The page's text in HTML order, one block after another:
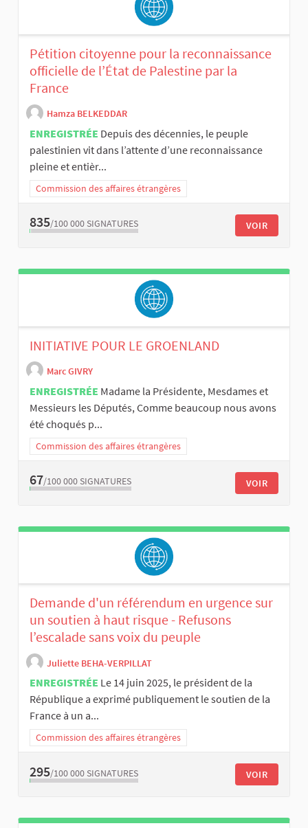
Pétition citoyenne pour la reconnaissance
officielle de l’État de Palestine par la
France
Hamza BELKEDDAR
ENREGISTRÉE Depuis des décennies, le peuple
palestinien vit dans l’attente d’une reconnaissance
pleine et entièr...
Commission des affaires étrangères
835/100 000 SIGNATURES VOIR
INITIATIVE POUR LE GROENLAND
Marc GIVRY
ENREGISTRÉE Madame la Présidente, Mesdames et
Messieurs les Députés, Comme beaucoup nous avons
été choqués p...
Commission des affaires étrangères
67/100 000 SIGNATURES VOIR
Demande d'un référendum en urgence sur
un soutien à haut risque - Refusons
l’escalade sans voix du peuple
Juliette BEHA-VERPILLAT
ENREGISTRÉE Le 14 juin 2025, le président de la
République a exprimé publiquement le soutien de la
France à un a...
Commission des affaires étrangères
295/100 000 SIGNATURES VOIR